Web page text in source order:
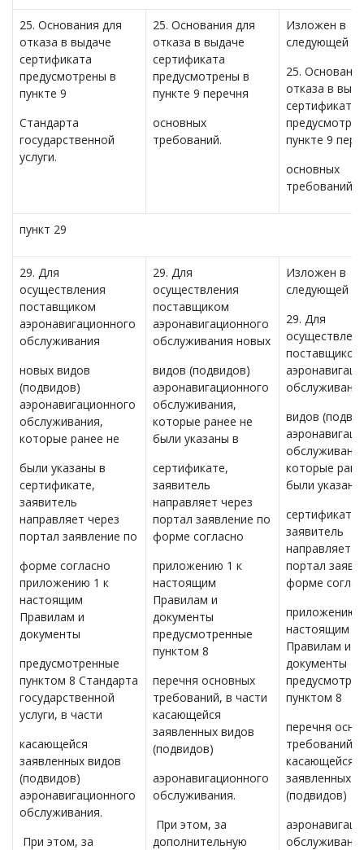
25. Основания для
отказа в выдаче
сертификата
предусмотрены в
пункте 9
Стандарта
государственной
услуги.
25. Основания для
отказа в выдаче
сертификата
предусмотрены в
пункте 9 перечня
основных
требований.
Изложен в
следующей
25.
отказа в
сертификата
пункте 9
основных
требований.
пункт 29
29. Для
осуществления
поставщиком
аэронавигационного
обслуживания
новых видов
(подвидов)
аэронавигационного
обслуживания,
которые ранее не
были указаны в
сертификате,
заявитель
направляет через
портал заявление по
форме согласно
приложению 1 к
настоящим
Правилам и
документы
предусмотренные
пунктом 8 Стандарта
государственной
услуги, в части
касающейся
заявленных видов
(подвидов)
аэронавигационного
обслуживания.
При этом, за
29. Для
осуществления
поставщиком
аэронавигационного
обслуживания новых
видов (подвидов)
аэронавигационного
обслуживания,
которые ранее не
были указаны в
сертификате,
заявитель
направляет через
портал заявление по
форме согласно
приложению 1 к
настоящим
Правилам и
документы
предусмотренные
пунктом 8
перечня основных
требований, в части
касающейся
заявленных видов
(подвидов)
аэронавигационного
обслуживания.
При этом, за
дополнительную
Изложен в
следующей
29. Для
поставщиком
видов
которые
были
сертификате,
заявитель
направляет
портал
форме
приложению
настоящим
Правилам и
документы
пунктом 8
перечня
требований,
касающейся
заявленных
(подвидов)